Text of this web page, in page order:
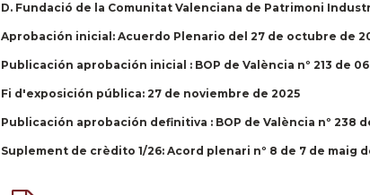
D. Fundació de la Comunitat Valenciana de Patrimoni
Aprobación inicial: Acuerdo Plenario del 27 de octubre de
Publicación aprobación inicial : BOP de València nº 213 de
Fi d'exposición pública: 27 de noviembre de 2025
Publicación aprobación definitiva : BOP de València nº 238
Suplement de crèdito 1/26: Acord plenari nº 8 de 7 de maig